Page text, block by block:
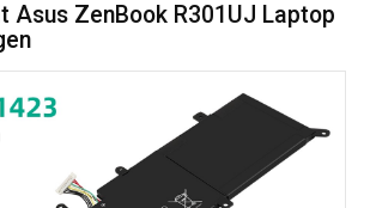
Asus ZenBook R301UJ Laptop